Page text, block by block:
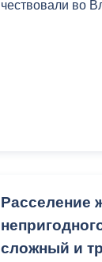
чествовали во
Расселение
сложный и